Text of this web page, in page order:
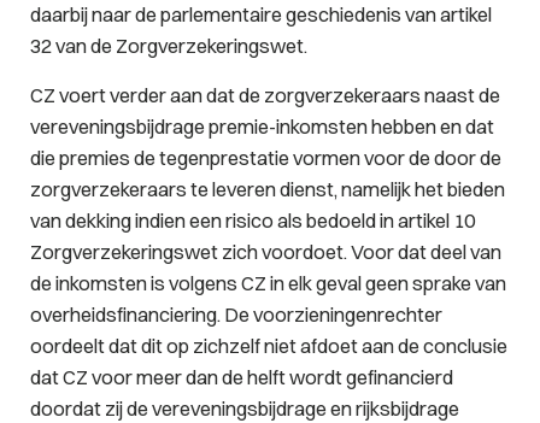
daarbij naar de parlementaire geschiedenis van artikel
32 van de Zorgverzekeringswet.
CZ voert verder aan dat de zorgverzekeraars naast de
vereveningsbijdrage premie-inkomsten hebben en dat
die premies de tegenprestatie vormen voor de door de
zorgverzekeraars te leveren dienst, namelijk het bieden
van dekking indien een risico als bedoeld in artikel 10
Zorgverzekeringswet zich voordoet. Voor dat deel van
de inkomsten is volgens CZ in elk geval geen sprake van
overheidsfinanciering. De voorzieningenrechter
oordeelt dat dit op zichzelf niet afdoet aan de conclusie
dat CZ voor meer dan de helft wordt gefinancierd
doordat zij de vereveningsbijdrage en rijksbijdrage